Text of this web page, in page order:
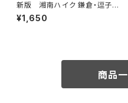
新版 湘南ハイク 鎌倉・逗子・
葉山・横須賀・三浦の山と海歩き
¥1,650
商品